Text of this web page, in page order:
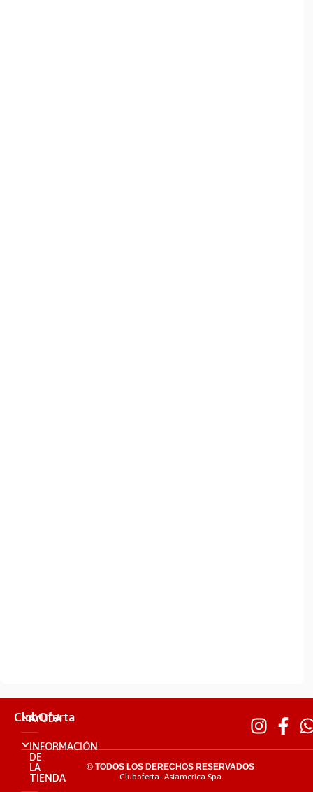
ClubOferta
AYUDA
INFORMACIÓN
DE
LA
TIENDA
© TODOS LOS DERECHOS RESERVADOS
Cluboferta- Asiamerica Spa